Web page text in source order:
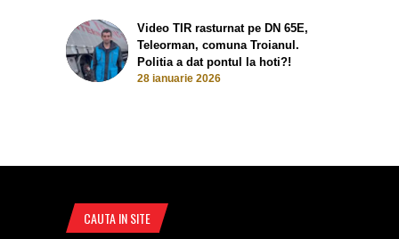
Video TIR rasturnat pe DN 65E,
Teleorman, comuna Troianul.
Politia a dat pontul la hoti?!
28 ianuarie 2026
CAUTA IN SITE